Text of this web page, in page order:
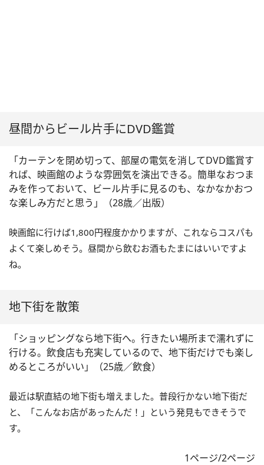
昼間からビール片手にDVD鑑賞
「カーテンを閉め切って、部屋の電気を消してDVD鑑賞す
れば、映画館のような雰囲気を演出できる。簡単なおつま
みを作っておいて、ビール片手に見るのも、なかなかおつ
な楽しみ方だと思う」（28歳／出版）
映画館に行けば1,800円程度かかりますが、これならコスパも
よくて楽しめそう。昼間から飲むお酒もたまにはいいですよ
ね。
地下街を散策
「ショッピングなら地下街へ。行きたい場所まで濡れずに
行ける。飲食店も充実しているので、地下街だけでも楽し
めるところがいい」（25歳／飲食）
最近は駅直結の地下街も増えました。普段行かない地下街だ
と、「こんなお店があったんだ！」という発見もできそうで
す。
1ページ/2ページ